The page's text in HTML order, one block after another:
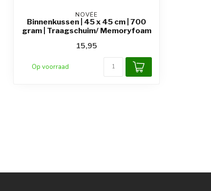
NOVÉE
Binnenkussen | 45 x 45 cm | 700
gram | Traagschuim/ Memoryfoam
15,95
Op voorraad